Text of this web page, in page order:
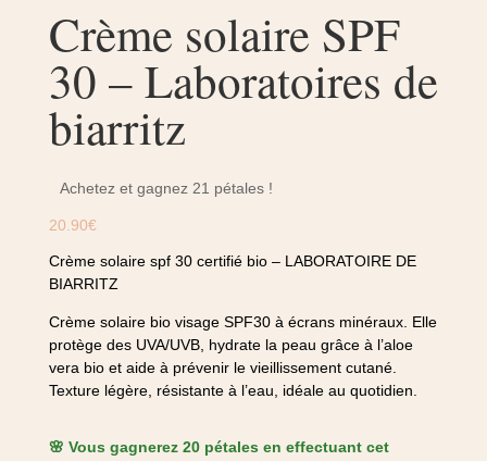
Crème solaire SPF
30 – Laboratoires de
biarritz
Achetez et gagnez 21 pétales !
20.90€
Crème solaire spf 30 certifié bio – LABORATOIRE DE
BIARRITZ
Crème solaire bio visage SPF30 à écrans minéraux. Elle
protège des UVA/UVB, hydrate la peau grâce à l’aloe
vera bio et aide à prévenir le vieillissement cutané.
Texture légère, résistante à l’eau, idéale au quotidien.
🌸 Vous gagnerez 20 pétales en effectuant cet